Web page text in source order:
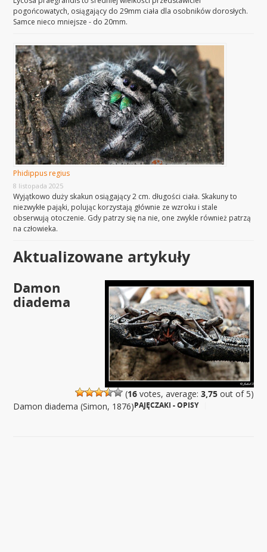
pogońcowatych, osiągający do 29mm ciała dla osobników dorosłych.
Samce nieco mniejsze - do 20mm.
Phidippus regius
8 listopada 2025
Wyjątkowo duży skakun osiągający 2 cm. długości ciała. Skakuny to
niezwykłe pająki, polując korzystają głównie ze wzroku i stale
obserwują otoczenie. Gdy patrzy się na nie, one zwykle również patrzą
na człowieka.
Aktualizowane artykuły
(16votes, average: 3,75out of 5)
Damon
diadema
Damon diadema (Simon, 1876)PAJĘCZAKI - OPISY